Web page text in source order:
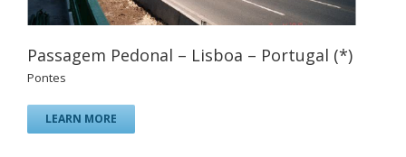
Passagem Pedonal – Lisboa – Portugal (*)
Pontes
LEARN MORE